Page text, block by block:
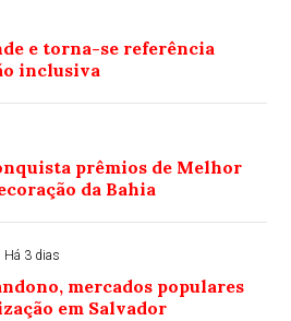
e torna-se referência
inclusiva
prêmios de Melhor
da Bahia
Há 3 dias
mercados populares
em Salvador